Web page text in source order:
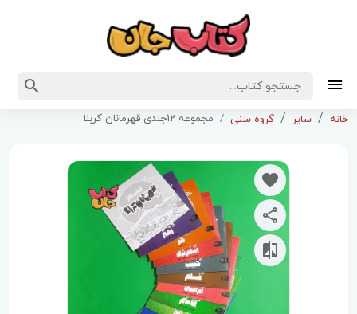
خانه سایر گروه سنی مجموعه 12جلدی قهرمانان کربلا